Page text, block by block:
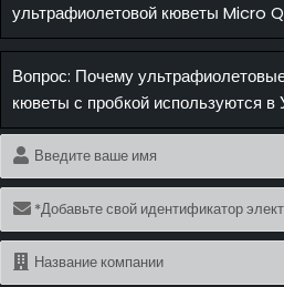
ультрафиолетовой кюветы Micro
Вопрос: Почему
кюветы с пробкой используются в
Имя
Электронная
почта
Имя